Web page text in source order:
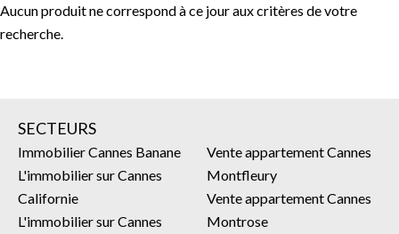
Aucun produit ne correspond à ce jour aux critères de votre
recherche.
SECTEURS
Immobilier Cannes Banane
L'immobilier sur Cannes
Californie
L'immobilier sur Cannes
Vente appartement Cannes
Montfleury
Vente appartement Cannes
Montrose